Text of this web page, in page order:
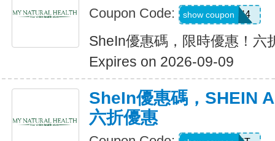
Coupon Code: HFNH4
show coupon
SheIn優惠碼，限時優惠！六
Expires on 2026-09-09
SheIn優惠碼，SHEIN
六折優惠